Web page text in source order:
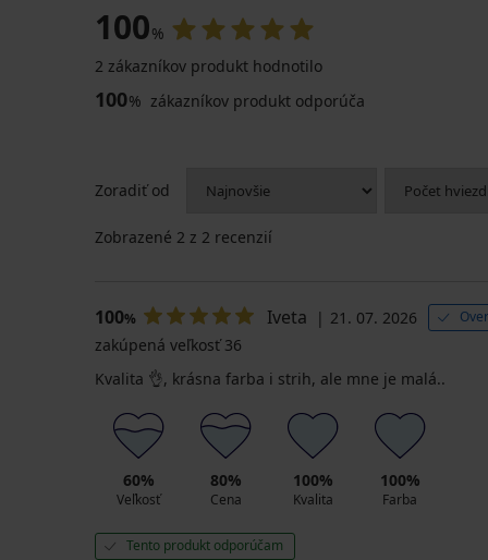
100%
2 zákazníkov produkt hodnotilo
100% zákazníkov produkt odporúča
Zoradiť od
Zobrazené 2 z 2 recenzií
100% Iveta 21. 07. 2026
zakúpená veľkosť 36
Kvalita 👌, krásna farba i strih, ale mne je malá..
60%
Veľkosť
80%
Cena
100%
Kvalita
100%
Farba
Tento produkt odporúčam